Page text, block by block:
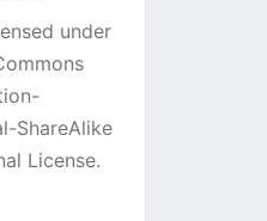
under
ShareAlike
License.